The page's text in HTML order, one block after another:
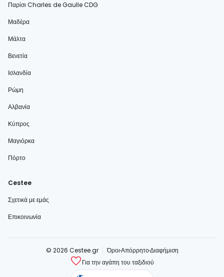
Παρίσι Charles de Gaulle CDG
Μαδέρα
Μάλτα
Βενετία
Ισλανδία
Ρώμη
Αλβανία
Κύπρος
Μαγιόρκα
Πόρτο
Cestee
Σχετικά με εμάς
Επικοινωνία
© 2026 Cestee.gr ΌροιΑπόρρητοΔιαφήμιση
Για την αγάπη του ταξιδιού
cestee.com